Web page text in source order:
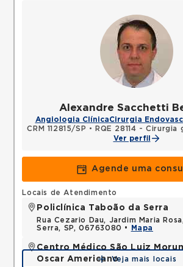
Alexandre Sacchetti
Angiologia ClínicaCirurgia
CRM 112815/SP • RQE 28114 - Cirurgia
Ver perfil
Agende uma
Locais de Atendimento
Policlínica Taboão da Serra
Rua Cezario Dau, Jardim Maria
Serra, SP, 06763080 •
Mapa
Centro Médico São Luiz
Oscar AmericanoVeja mais locais